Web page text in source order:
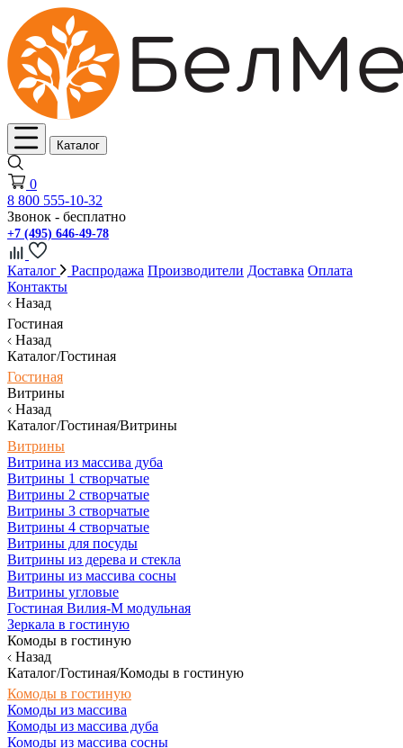
Каталог
0
8 800 555-10-32
Звонок - бесплатно
+7 (495) 646-49-78
Каталог Распродажа Производители Доставка Оплата
Контакты
Назад
Гостиная
Назад
Каталог/Гостиная
Гостиная
Витрины
Назад
Каталог/Гостиная/Витрины
Витрины
Витрина из массива дуба
Витрины 1 створчатые
Витрины 2 створчатые
Витрины 3 створчатые
Витрины 4 створчатые
Витрины для посуды
Витрины из дерева и стекла
Витрины из массива сосны
Витрины угловые
Гостиная Вилия-М модульная
Зеркала в гостиную
Комоды в гостиную
Назад
Каталог/Гостиная/Комоды в гостиную
Комоды в гостиную
Комоды из массива
Комоды из массива дуба
Комоды из массива сосны